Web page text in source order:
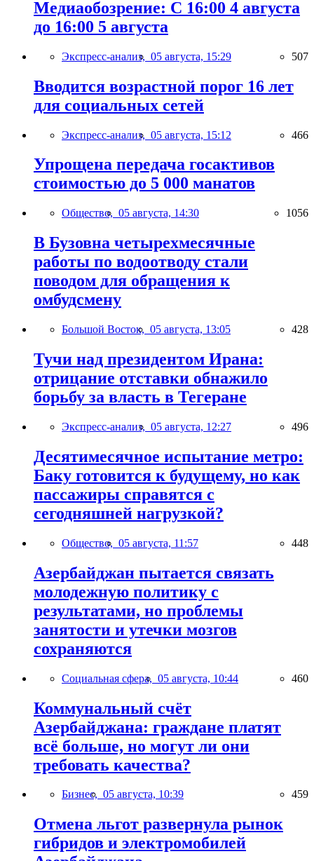
Медиаобозрение: С 16:00 4 августа
до 16:00 5 августа
Экспресс-анализ, 05 августа, 15:29 507
Вводится возрастной порог 16 лет
для социальных сетей
Экспресс-анализ, 05 августа, 15:12 466
Упрощена передача госактивов
стоимостью до 5 000 манатов
Общество, 05 августа, 14:30 1056
В Бузовна четырехмесячные
работы по водоотводу стали
поводом для обращения к
омбудсмену
Большой Восток, 05 августа, 13:05 428
Тучи над президентом Ирана:
отрицание отставки обнажило
борьбу за власть в Тегеране
Экспресс-анализ, 05 августа, 12:27 496
Десятимесячное испытание метро:
Баку готовится к будущему, но как
пассажиры справятся с
сегодняшней нагрузкой?
Общество, 05 августа, 11:57 448
Азербайджан пытается связать
молодежную политику с
результатами, но проблемы
занятости и утечки мозгов
сохраняются
Социальная сфера, 05 августа, 10:44 460
Коммунальный счёт
Азербайджана: граждане платят
всё больше, но могут ли они
требовать качества?
Бизнес, 05 августа, 10:39 459
Отмена льгот развернула рынок
гибридов и электромобилей